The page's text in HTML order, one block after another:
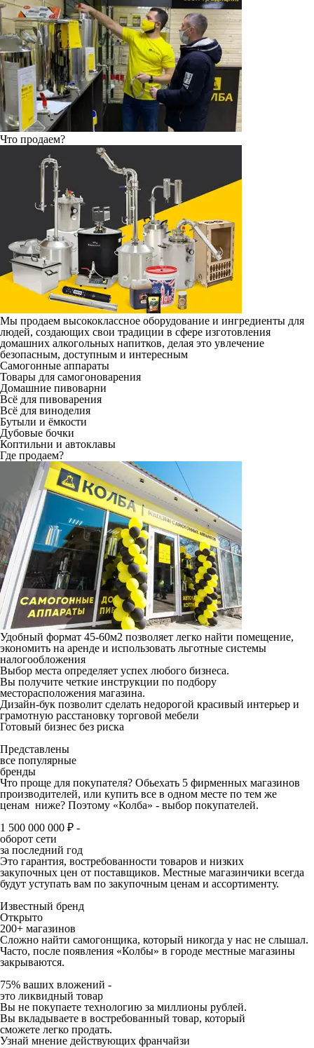
Что продаем?
Мы продаем высококлассное оборудование и ингредиенты для
людей, создающих свои традиции в сфере изготовления
домашних алкогольных напитков, делая это увлечение
безопасным, доступным и интересным
Самогонные аппараты
Товары для самогоноварения
Домашние пивоварни
Всё для пивоварения
Всё для виноделия
Бутыли и ёмкости
Дубовые бочки
Коптильни и автоклавы
Где продаем?
Удобный формат 45-60м2 позволяет легко найти помещение,
экономить на аренде и использовать льготные системы
налогообложения
Выбор места определяет успех любого бизнеса.
Вы получите четкие инструкции по подбору
месторасположения магазина.
Дизайн-бук позволит сделать недорогой красивый интерьер и
грамотную расстановку торговой мебели
Готовый бизнес без риска
Представлены
все популярные
бренды
Что проще для покупателя? Обьехать 5 фирменных магазинов
производителей, или купить все в одном месте по тем же
ценам ниже? Поэтому «Колба» - выбор покупателей.
1 500 000 000 ₽ -
оборот сети
за последний год
Это гарантия, востребованности товаров и низких
закупочных цен от поставщиков. Местные магазинчики всегда
будут уступать вам по закупочным ценам и ассортименту.
Известный бренд
Открыто
200+ магазинов
Сложно найти самогонщика, который никогда у нас не слышал.
Часто, после появления «Колбы» в городе местные магазины
закрываются.
75% ваших вложений -
это ликвидный товар
Вы не покупаете технологию за миллионы рублей.
Вы вкладываете в востребованный товар, который
сможете легко продать.
Узнай мнение действующих франчайзи